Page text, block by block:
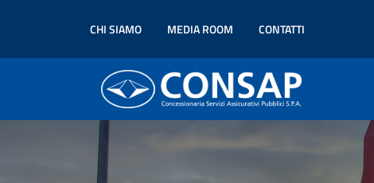
CHI SIAMO MEDIA ROOM CONTATTI